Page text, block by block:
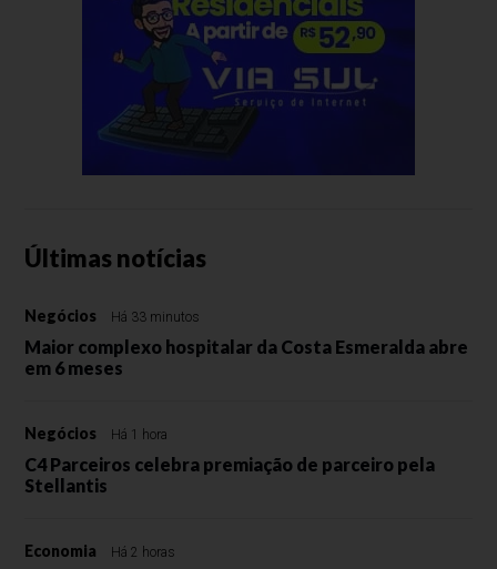
Últimas notícias
Negócios Há 33 minutos
Maior complexo hospitalar da Costa Esmeralda abre
em 6 meses
Negócios Há 1 hora
C4 Parceiros celebra premiação de parceiro pela
Stellantis
Economia Há 2 horas